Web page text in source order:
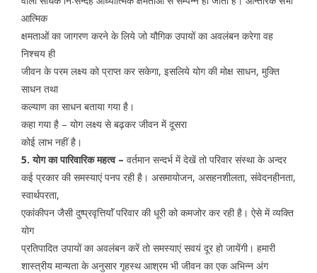
आत्मिक
क्षमताओं का जागरण करने के लिये जो यौगिक उपायों का अवलंबन करेगा वह
निश्चय ही
जीवन के परम लक्ष्य को प्राप्त कर सकेगा, इसलिये योग की मोक्ष साधन, मुक्ति
साधन तथा
कल्याण का साधन बताया गया है।
कहा गया है – योग लक्ष्य से बढ़कर जीवन में दूसरा
कोई लाभ नहीं है।
5. योग का पारिवारिक महत्व – वर्तमान सन्दर्भ में देखें तो परिवार संस्था के अन्दर
कई प्रकार की समस्याएं पनप रही है। असमायोजन, असहनशीलता, संवेदनहीनता,
स्वार्थपरता,
एकांकीपन जैसी दुष्प्रवृत्तियाॅं परिवार की धूरी को कमजोर कर रही है। ऐसे में व्यक्ति
योग
प्रतिपादित उपायों का अवलंबन करें तो समस्याएं सवयं दूर हो जायेंगी। हमारी
शास्त्रीय मान्यता के अनुसार गृहस्थ आश्रम भी जीवन का एक अभिन्न अंग